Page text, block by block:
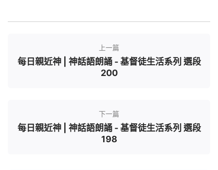
——《話・卷一 神的顯現與作工・征服工作的内
上一篇
每日親近神 | 神話語朗誦 - 基督徒生活系列 選段
200
下一篇
每日親近神 | 神話語朗誦 - 基督徒生活系列 選段
198